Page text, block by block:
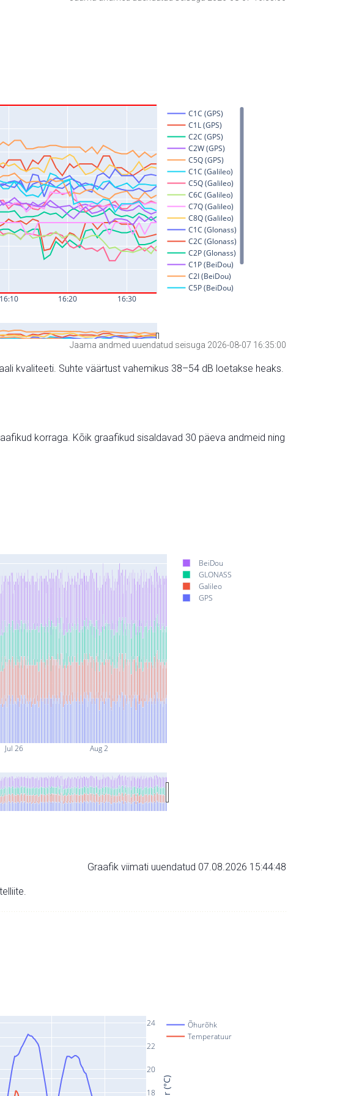
Jaama andmed uuendatud seisuga 2026-08-07 16:35:00
kvaliteeti. Suhte väärtust vahemikus 38–54 dB loetakse heaks.
korraga. Kõik graafikud sisaldavad 30 päeva andmeid ning
Jul 26 Aug 2
BeiDou
GLONASS
Galileo
GPS
Graafik viimati uuendatud 07.08.2026 15:44:48
18
20
22
24
Õhurõhk
Temperatuur